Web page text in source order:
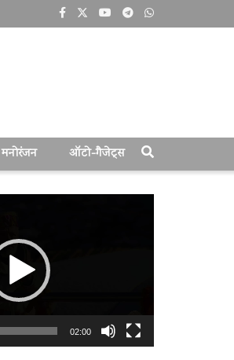
मनोरंजन ऑटो-गैजेट्स
02:00